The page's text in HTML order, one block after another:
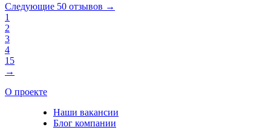
Следующие 50 отзывов →
1
2
3
4
15
→
О проекте
Наши вакансии
Блог компании